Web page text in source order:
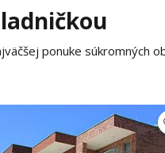
ponuke súkromných